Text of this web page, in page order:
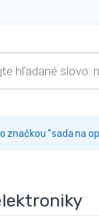
značkou “sada na